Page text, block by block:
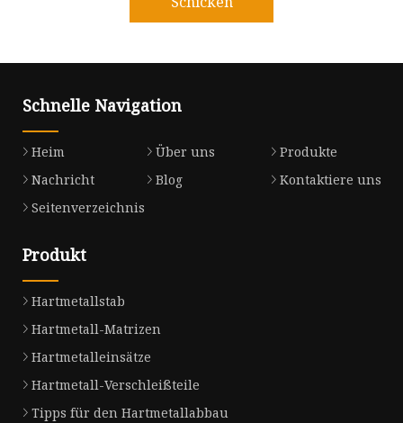
Schnelle Navigation
Heim Über uns
Produkte
Nachricht
Blog
Kontaktiere uns
Seitenverzeichnis
Produkt
Hartmetallstab
Hartmetall-Matrizen
Hartmetalleinsätze
Hartmetall-Verschleißteile
Tipps für den Hartmetallabbau